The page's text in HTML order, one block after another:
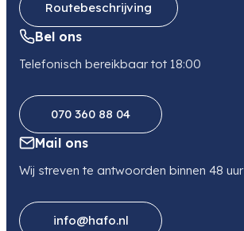
Routebeschrijving
Bel ons
Telefonisch bereikbaar tot 18:00
070 360 88 04
Mail ons
Wij streven te antwoorden binnen 48 uur
info@hafo.nl